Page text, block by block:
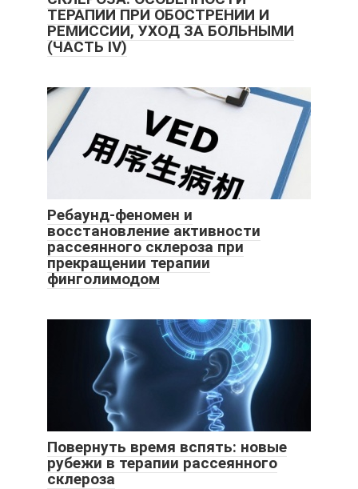
ТЕРАПИИ ПРИ ОБОСТРЕНИИ И
РЕМИССИИ, УХОД ЗА БОЛЬНЫМИ
(ЧАСТЬ IV)
Ребаунд-феномен и
восстановление активности
рассеянного склероза при
прекращении терапии
финголимодом
Повернуть время вспять: новые
рубежи в терапии рассеянного
склероза